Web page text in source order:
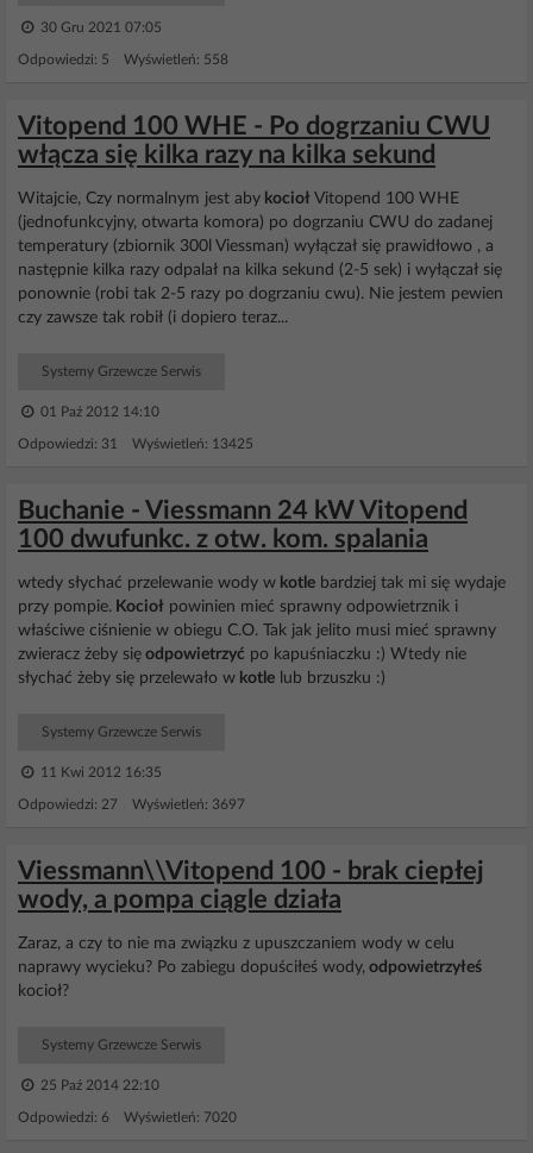
30 Gru 2021 07:05
Odpowiedzi: 5 Wyświetleń: 558
Vitopend 100 WHE - Po dogrzaniu CWU
włącza się kilka razy na kilka sekund
Witajcie, Czy normalnym jest aby kocioł Vitopend 100 WHE
(jednofunkcyjny, otwarta komora) po dogrzaniu CWU do zadanej
temperatury (zbiornik 300l Viessman) wyłączał się prawidłowo , a
następnie kilka razy odpalał na kilka sekund (2-5 sek) i wyłączał się
ponownie (robi tak 2-5 razy po dogrzaniu cwu). Nie jestem pewien
czy zawsze tak robił (i dopiero teraz...
Systemy Grzewcze Serwis
01 Paź 2012 14:10
Odpowiedzi: 31 Wyświetleń: 13425
Buchanie - Viessmann 24 kW Vitopend
100 dwufunkc. z otw. kom. spalania
wtedy słychać przelewanie wody w kotle bardziej tak mi się wydaje
przy pompie. Kocioł powinien mieć sprawny odpowietrznik i
właściwe ciśnienie w obiegu C.O. Tak jak jelito musi mieć sprawny
zwieracz żeby się odpowietrzyć po kapuśniaczku :) Wtedy nie
słychać żeby się przelewało w kotle lub brzuszku :)
Systemy Grzewcze Serwis
11 Kwi 2012 16:35
Odpowiedzi: 27 Wyświetleń: 3697
Viessmann\\Vitopend 100 - brak ciepłej
wody, a pompa ciągle działa
Zaraz, a czy to nie ma związku z upuszczaniem wody w celu
naprawy wycieku? Po zabiegu dopuściłeś wody, odpowietrzyłeś
kocioł?
Systemy Grzewcze Serwis
25 Paź 2014 22:10
Odpowiedzi: 6 Wyświetleń: 7020